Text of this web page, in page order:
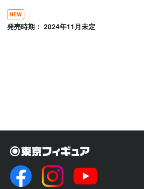
NEW
発売時期： 2024年11月未定